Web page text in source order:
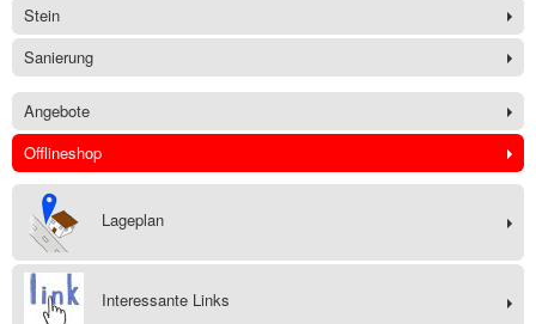
Stein
Sanierung
Angebote
Offlineshop
Lageplan
Interessante Links